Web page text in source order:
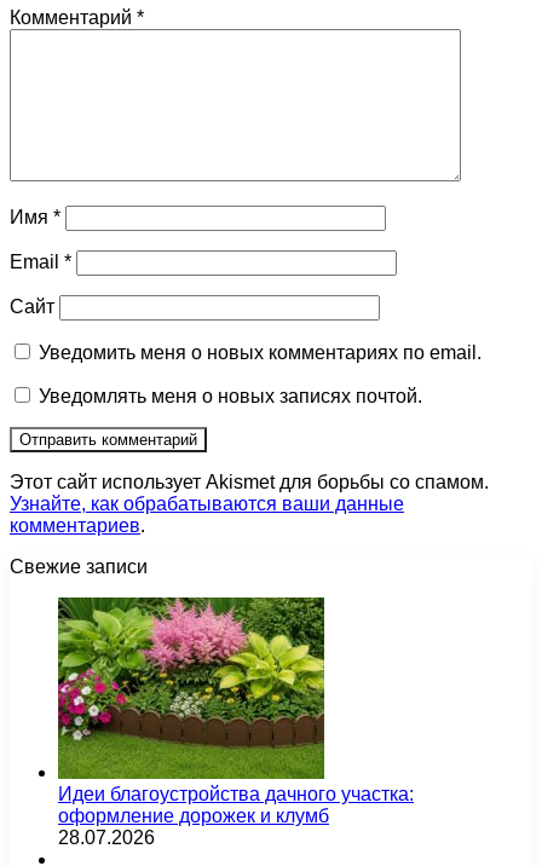
Комментарий *
Имя *
Email *
Сайт
Уведомить меня о новых комментариях по email.
Уведомлять меня о новых записях почтой.
Этот сайт использует Akismet для борьбы со спамом.
Узнайте, как обрабатываются ваши данные
комментариев.
Свежие записи
Идеи благоустройства дачного участка:
оформление дорожек и клумб
28.07.2026